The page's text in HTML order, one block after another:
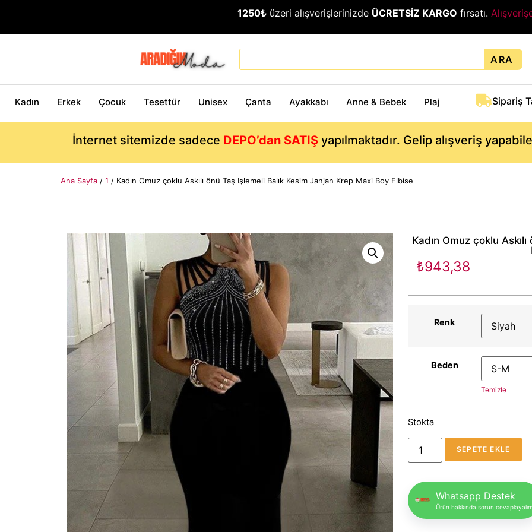
1250₺ üzeri alışverişlerinizde ÜCRETSİZ KARGO fırsatı.
ARA
Kadın Erkek Çocuk Tesettür Unisex Çanta Ayakkabı Anne & Bebek Plaj Sipariş
İnternet sitemizde sadece DEPO’dan SATIŞyapılmaktadır. Gelip alışveriş
Ana Sayfa / 1 / Kadın Omuz çoklu Askılı önü Taş Işlemeli Balık Kesim Janjan Krep Maxi Boy Elbise
Kadın Omuz çoklu
₺943,38
Renk
Beden
Temizle
Stokta
SEPETE EKLE
Whatsapp Destek
Ürün hakkında sorun